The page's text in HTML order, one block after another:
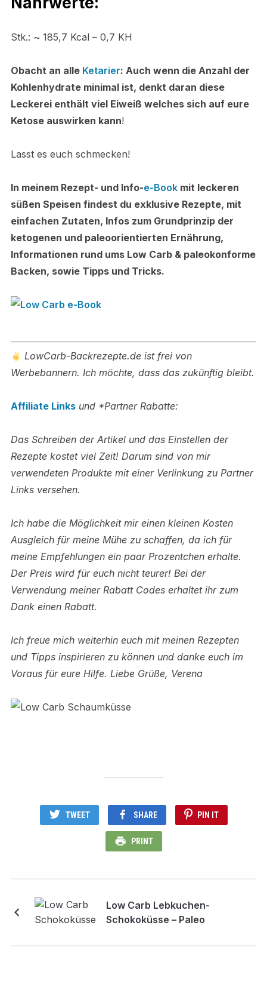
Stk.: ~ 185,7 Kcal – 0,7 KH
Obacht an alle Ketarier: Auch wenn die Anzahl der
Kohlenhydrate minimal ist, denkt daran diese
Leckerei enthält viel Eiweiß welches sich auf eure
Ketose auswirken kann!
Lasst es euch schmecken!
In meinem Rezept- und Info-e-Bookmit leckeren
süßen Speisen findest du exklusive Rezepte, mit
einfachen Zutaten, Infos zum Grundprinzip der
ketogenen und paleoorientierten Ernährung,
Informationen rund ums Low Carb & paleokonforme
Backen, sowie Tipps und Tricks.
LowCarb-Backrezepte.de ist frei von
Werbebannern. Ich möchte, dass das zukünftig bleibt.
Affiliate Linksund *Partner Rabatte:
Das Schreiben der Artikel und das Einstellen der
Rezepte kostet viel Zeit! Darum sind von mir
verwendeten Produkte mit einer Verlinkung zu Partner
Links versehen.
Ich habe die Möglichkeit mir einen kleinen Kosten
Ausgleich für meine Mühe zu schaffen, da ich für
meine Empfehlungen ein paar Prozentchen erhalte.
Der Preis wird für euch nicht teurer! Bei der
Verwendung meiner Rabatt Codes erhaltet ihr zum
Dank einen Rabatt.
Ich freue mich weiterhin euch mit meinen Rezepten
und Tipps inspirieren zu können und danke euch im
Voraus für eure Hilfe. Liebe Grüße, Verena
TWEET SHARE PIN IT
PRINT
Low Carb Lebkuchen-
Schokoküsse – Paleo